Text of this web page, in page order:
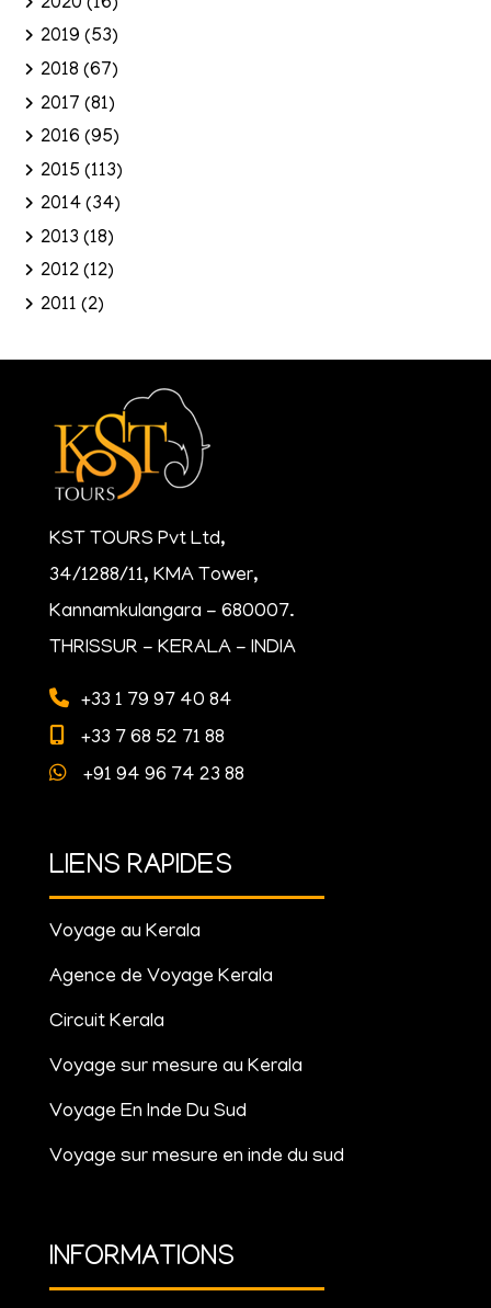
2019 (53)
2018 (67)
2017 (81)
2016 (95)
2015 (113)
2014 (34)
2013 (18)
2012 (12)
2011 (2)
KST TOURS Pvt Ltd,
34/1288/11, KMA Tower,
Kannamkulangara - 680007.
THRISSUR - KERALA - INDIA
+33 1 79 97 40 84
+33 7 68 52 71 88
+91 94 96 74 23 88
LIENS RAPIDES
Voyage au Kerala
Agence de Voyage Kerala
Circuit Kerala
Voyage sur mesure au Kerala
Voyage En Inde Du Sud
Voyage sur mesure en inde du sud
INFORMATIONS